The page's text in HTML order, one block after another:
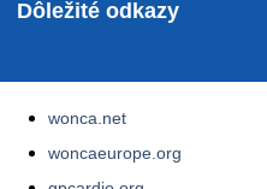
Dôležité odkazy
wonca.net
woncaeurope.org